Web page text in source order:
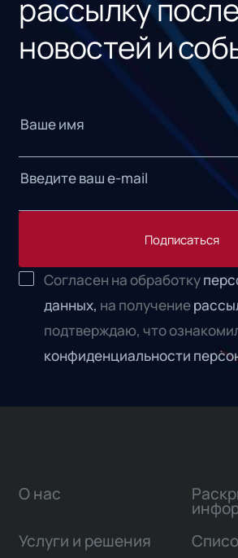
рассылку
новостей и
Подписаться
Согласен на обработку
данных, на получение
подтверждаю, что
конфиденциальности
О нас
Услуги и решения